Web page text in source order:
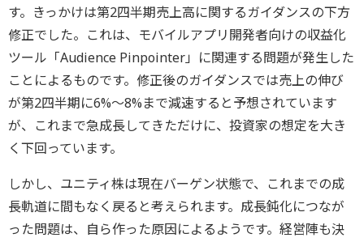
す。きっかけは第2四半期売上高に関するガイダンスの下方
修正でした。これは、モバイルアプリ開発者向けの収益化
ツール「Audience Pinpointer」に関連する問題が発生した
ことによるものです。修正後のガイダンスでは売上の伸び
が第2四半期に6%～8%まで減速すると予想されています
が、これまで急成長してきただけに、投資家の想定を大き
く下回っています。
しかし、ユニティ株は現在バーゲン状態で、これまでの成
長軌道に間もなく戻ると考えられます。成長鈍化につなが
った問題は、自ら作った原因によるようです。経営陣も決